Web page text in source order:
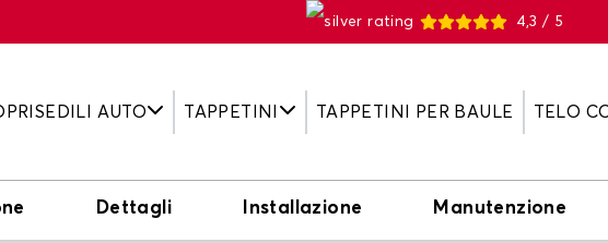
4,3 / 5
AUTO TAPPETINI TAPPETINI PER BAULE TELO
Dettagli Installazione Manutenzione